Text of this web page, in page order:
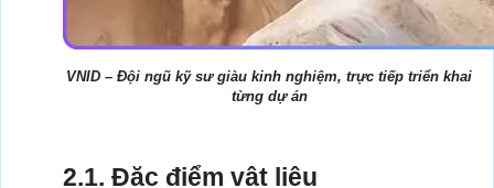
VNID – Đội ngũ kỹ sư giàu kinh nghiệm, trực tiếp triển khai
từng dự án
2.1. Đặc điểm vật liệu